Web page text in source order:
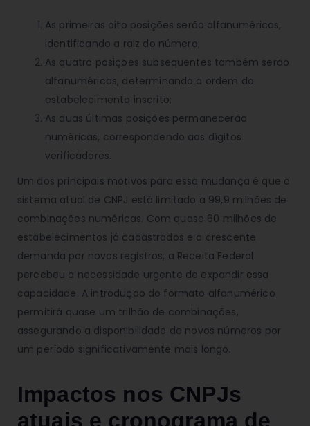
As primeiras oito posições serão alfanuméricas,
identificando a raiz do número;
As quatro posições subsequentes também serão
alfanuméricas, determinando a ordem do
estabelecimento inscrito;
As duas últimas posições permanecerão
numéricas, correspondendo aos dígitos
verificadores.
Um dos principais motivos para essa mudança é que o
sistema atual de CNPJ está limitado a 99,9 milhões de
combinações numéricas. Com quase 60 milhões de
estabelecimentos já cadastrados e a crescente
demanda por novos registros, a Receita Federal
percebeu a necessidade urgente de expandir essa
capacidade. A introdução do formato alfanumérico
permitirá quase um trilhão de combinações,
assegurando a disponibilidade de novos números por
um período significativamente mais longo.
Impactos nos CNPJs
atuais e cronograma de